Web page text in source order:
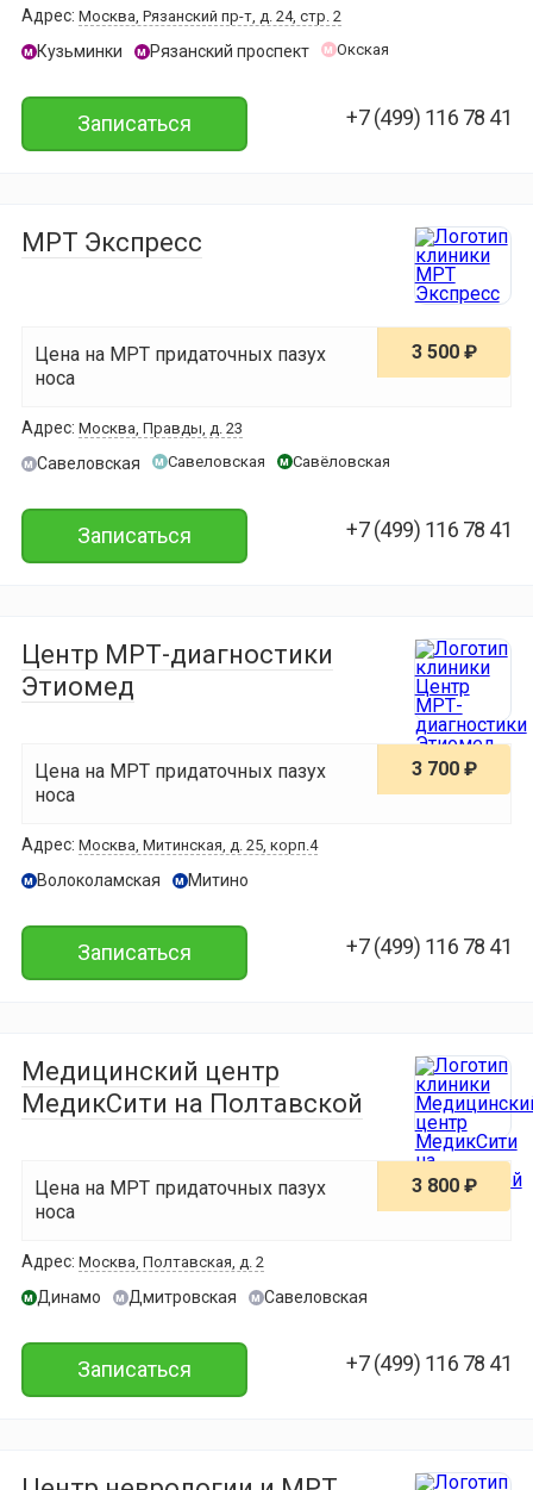
Адрес: Москва, Рязанский пр-т, д. 24, стр. 2
м Кузьминки м Рязанский проспект м Окская
Записаться +7 (499) 116 78 41
МРТ Экспресс
Цена на МРТ придаточных пазух
носа
3 500 ₽
Адрес: Москва, Правды, д. 23
м Савеловская м Савеловская м Савёловская
Записаться +7 (499) 116 78 41
Центр МРТ-диагностики
Этиомед
Цена на МРТ придаточных пазух
носа
3 700 ₽
Адрес: Москва, Митинcкая, д. 25, корп.4
м Волоколамская м Митино
Записаться +7 (499) 116 78 41
Медицинский центр
МедикСити на Полтавской
Цена на МРТ придаточных пазух
носа
3 800 ₽
Адрес: Москва, Полтавская, д. 2
м Динамо м Дмитровская м Савеловская
Записаться +7 (499) 116 78 41